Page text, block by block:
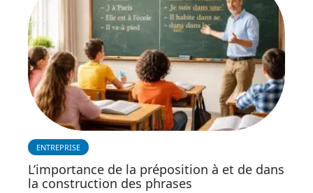
ENTREPRISE
L’importance de la préposition à et de dans
la construction des phrases